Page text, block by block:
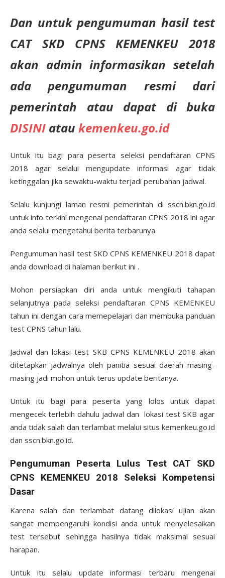
Dan untuk pengumuman hasil test
CAT SKD CPNS KEMENKEU 2018
akan admin informasikan setelah
ada pengumuman resmi dari
pemerintah atau dapat di buka
DISINI atau kemenkeu.go.id
Untuk itu bagi para peserta seleksi pendaftaran CPNS
2018 agar selalui mengupdate informasi agar tidak
ketinggalan jika sewaktu-waktu terjadi perubahan jadwal.
Selalu kunjungi laman resmi pemerintah di sscn.bkn.go.id
untuk info terkini mengenai pendaftaran CPNS 2018 ini agar
anda selalui mengetahui berita terbarunya.
Pengumuman hasil test SKD CPNS KEMENKEU 2018 dapat
anda download di halaman berikut ini .
Mohon persiapkan diri anda untuk mengikuti tahapan
selanjutnya pada seleksi pendaftaran CPNS KEMENKEU
tahun ini dengan cara memepelajari dan membuka panduan
test CPNS tahun lalu.
Jadwal dan lokasi test SKB CPNS KEMENKEU 2018 akan
ditetapkan jadwalnya oleh panitia sesuai daerah masing-
masing jadi mohon untuk terus update beritanya.
Untuk itu bagi para peserta yang lolos untuk dapat
mengecek terlebih dahulu jadwal dan lokasi test SKB agar
anda tidak salah dan terlambat melalui situs kemenkeu.go.id
dan sscn.bkn.go.id.
Pengumuman Peserta Lulus Test CAT SKD
CPNS KEMENKEU 2018 Seleksi Kompetensi
Dasar
Karena salah dan terlambat datang dilokasi ujian akan
sangat mempengaruhi kondisi anda untuk menyelesaikan
test tersebut sehingga hasilnya tidak maksimal sesuai
harapan.
Untuk itu selalu update informasi terbaru mengenai